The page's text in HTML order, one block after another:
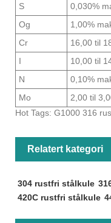
S
0,030%
Og
1,00%
Cr
16,00 til
I
10,00 til
N
0,10%
Mo
2,00 til
Hot Tags: G1000 316
Relatert kategori
304 rustfri stålkule
420C rustfri stålkule